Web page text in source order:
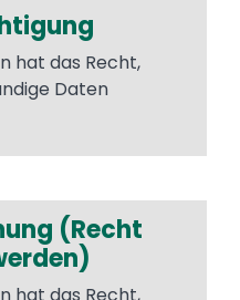
hat das Recht,
Daten
(Recht